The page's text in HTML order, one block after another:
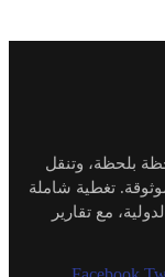
بلحظة، وتنقل
تغطية شاملة
مع تقارير